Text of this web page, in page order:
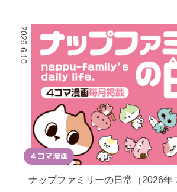
2026.6.10
４コマ漫画
ナップファミリーの日常（2026年